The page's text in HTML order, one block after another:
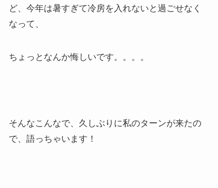
ど、今年は暑すぎて冷房を入れないと過ごせなく
なって、
ちょっとなんか悔しいです。。。。
そんなこんなで、久しぶりに私のターンが来たの
で、語っちゃいます！